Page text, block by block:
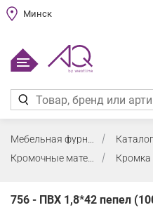
Минск
Кромочные материалы и клей
756 - ПВХ 1,8*42 пепел